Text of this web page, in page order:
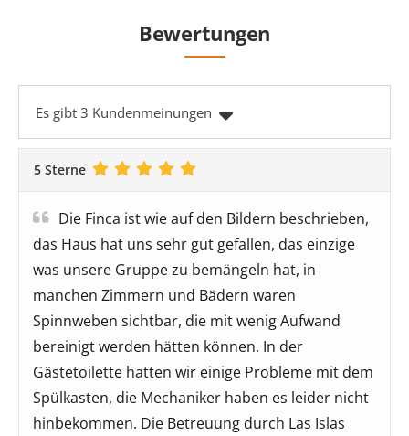
Bewertungen
Es gibt 3 Kundenmeinungen
5 Sterne
Die Finca ist wie auf den Bildern beschrieben,
das Haus hat uns sehr gut gefallen, das einzige
was unsere Gruppe zu bemängeln hat, in
manchen Zimmern und Bädern waren
Spinnweben sichtbar, die mit wenig Aufwand
bereinigt werden hätten können. In der
Gästetoilette hatten wir einige Probleme mit dem
Spülkasten, die Mechaniker haben es leider nicht
hinbekommen. Die Betreuung durch Las Islas